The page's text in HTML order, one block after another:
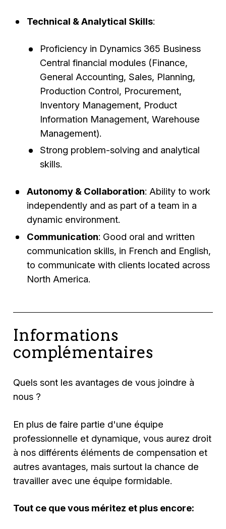
Technical & Analytical Skills:
Proficiency in Dynamics 365 Business
Central financial modules (Finance,
General Accounting, Sales, Planning,
Production Control, Procurement,
Inventory Management, Product
Information Management, Warehouse
Management).
Strong problem-solving and analytical
skills.
Autonomy & Collaboration: Ability to work
independently and as part of a team in a
dynamic environment.
Communication: Good oral and written
communication skills, in French and English,
to communicate with clients located across
North America.
Informations
complémentaires
Quels sont les avantages de vous joindre à
nous ?
En plus de faire partie d'une équipe
professionnelle et dynamique, vous aurez droit
à nos différents éléments de compensation et
autres avantages, mais surtout la chance de
travailler avec une équipe formidable.
Tout ce que vous méritez et plus encore: